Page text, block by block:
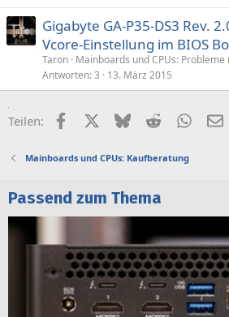
Gigabyte GA-P35-DS3 Rev.
Vcore-Einstellung im BIOS
Taron Mainboards und CPUs: Probleme
Antworten 3 13. März 2015
Teilen: FacebookX (Twitter)
BlueskyReddit
Mainboards und CPUs: Kaufberatung
Passend zum Thema